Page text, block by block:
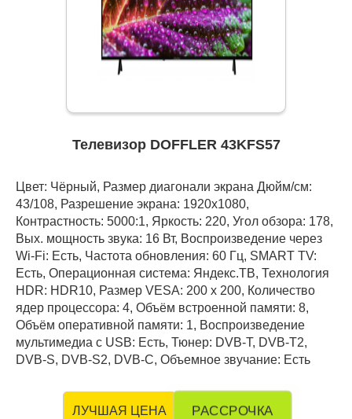
Телевизор DOFFLER 43KFS57
Цвет: Чёрный, Размер диагонали экрана Дюйм/см:
43/108, Разрешение экрана: 1920x1080,
Контрастность: 5000:1, Яркость: 220, Угол обзора: 178,
Вых. мощность звука: 16 Вт, Воспроизведение через
Wi-Fi: Есть, Частота обновления: 60 Гц, SMART TV:
Есть, Операционная система: Яндекс.ТВ, Технология
HDR: HDR10, Размер VESA: 200 х 200, Количество
ядер процессора: 4, Объём встроенной памяти: 8,
Объём оперативной памяти: 1, Воспроизведение
мультимедиа с USB: Есть, Тюнер: DVB-T, DVB-T2,
DVB-S, DVB-S2, DVB-C, Объемное звучание: Есть
ЛУЧШАЯ ЦЕНА РАССРОЧКА